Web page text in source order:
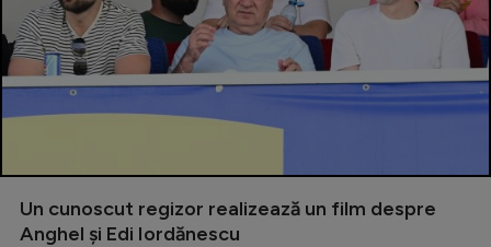
Un cunoscut regizor realizează un film despre
Anghel și Edi Iordănescu